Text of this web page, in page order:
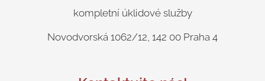
kompletní úklidové služby
Novodvorská 1062/12, 142 00 Praha 4